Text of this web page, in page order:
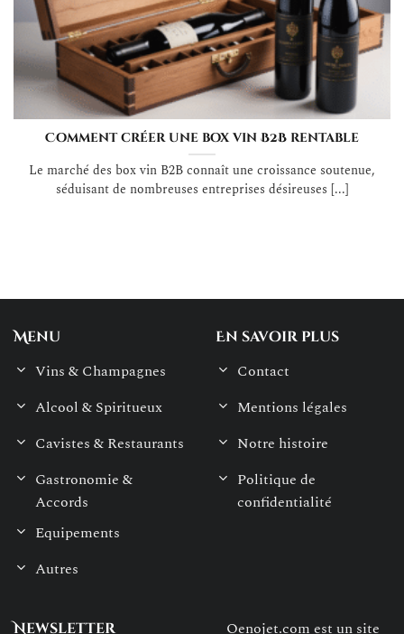
Comment créer une box vin B2B rentable
Le marché des box vin B2B connaît une croissance soutenue,
séduisant de nombreuses entreprises désireuses [...]
Menu
Vins & Champagnes
Alcool & Spiritueux
Cavistes & Restaurants
Gastronomie &
Accords
Equipements
Autres
En savoir plus
Contact
Mentions légales
Notre histoire
Politique de
confidentialité
Newsletter Oenojet.com est un site